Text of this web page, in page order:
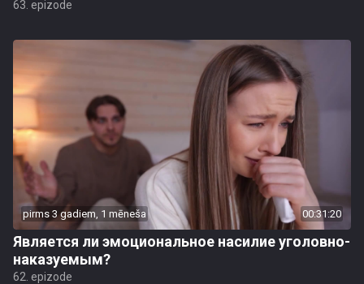
63. epizode
pirms 3 gadiem, 1 mēneša 00:31:20
Является ли эмоциональное насилие уголовно-
наказуемым?
62. epizode